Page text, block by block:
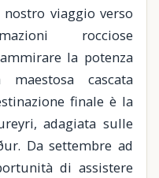
viaggio verso
rocciose
la potenza
cascata
finale è la
adagiata sulle
Da settembre ad
di assistere